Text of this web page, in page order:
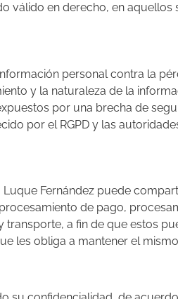
válido en derecho, en
personal contra la
y la naturaleza de la
por una brecha de
por el RGPD y las
Fernández puede
de pago,
a fin de que estos
les obliga a mantener el